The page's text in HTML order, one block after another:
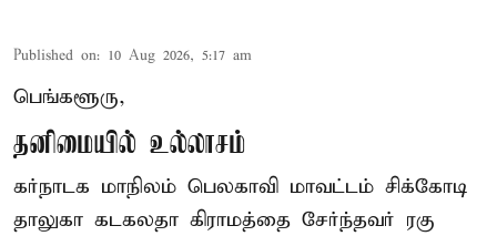
Published on: 10 Aug 2026, 5:17 am
பெங்களூரு,
தனிமையில் உல்லாசம்
கர்நாடக மாநிலம் பெலகாவி மாவட்டம் சிக்கோடி
தாலுகா கடகலதா கிராமத்தை சேர்ந்தவர் ரகு